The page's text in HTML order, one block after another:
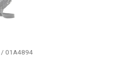
/ 01A4894